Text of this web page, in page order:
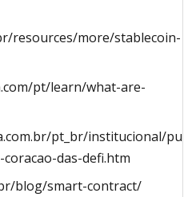
resources/more/stablecoin-
pt/learn/what-are-
pt_br/institucional/
das-defi.htm
blog/smart-contract/